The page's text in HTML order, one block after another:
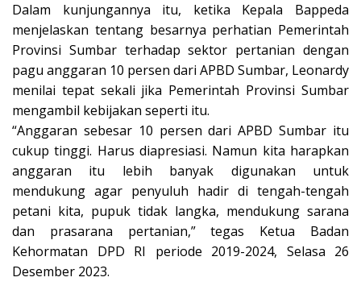
Dalam kunjungannya itu, ketika Kepala Bappeda
menjelaskan tentang besarnya perhatian Pemerintah
Provinsi Sumbar terhadap sektor pertanian dengan
pagu anggaran 10 persen dari APBD Sumbar, Leonardy
menilai tepat sekali jika Pemerintah Provinsi Sumbar
mengambil kebijakan seperti itu.
“Anggaran sebesar 10 persen dari APBD Sumbar itu
cukup tinggi. Harus diapresiasi. Namun kita harapkan
anggaran itu lebih banyak digunakan untuk
mendukung agar penyuluh hadir di tengah-tengah
petani kita, pupuk tidak langka, mendukung sarana
dan prasarana pertanian,” tegas Ketua Badan
Kehormatan DPD RI periode 2019-2024, Selasa 26
Desember 2023.